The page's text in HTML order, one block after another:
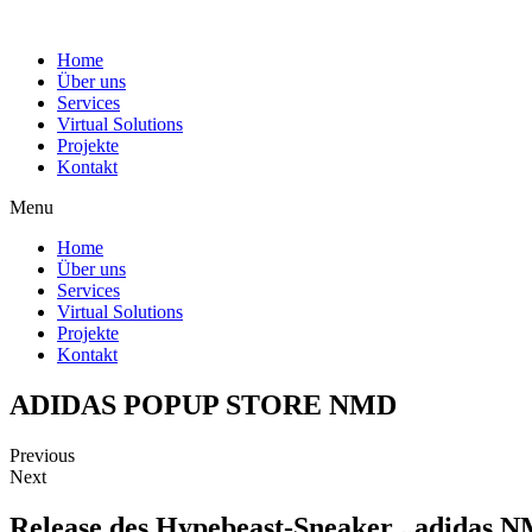
Home
Über uns
Services
Virtual Solutions
Projekte
Kontakt
Menu
Home
Über uns
Services
Virtual Solutions
Projekte
Kontakt
ADIDAS POPUP STORE NMD
Previous
Next